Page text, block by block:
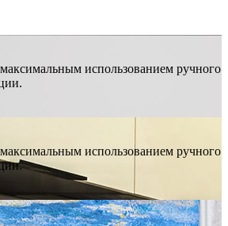
использованием ручного
использованием ручного